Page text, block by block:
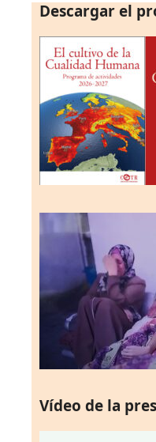
Descargar el
Vídeo de la